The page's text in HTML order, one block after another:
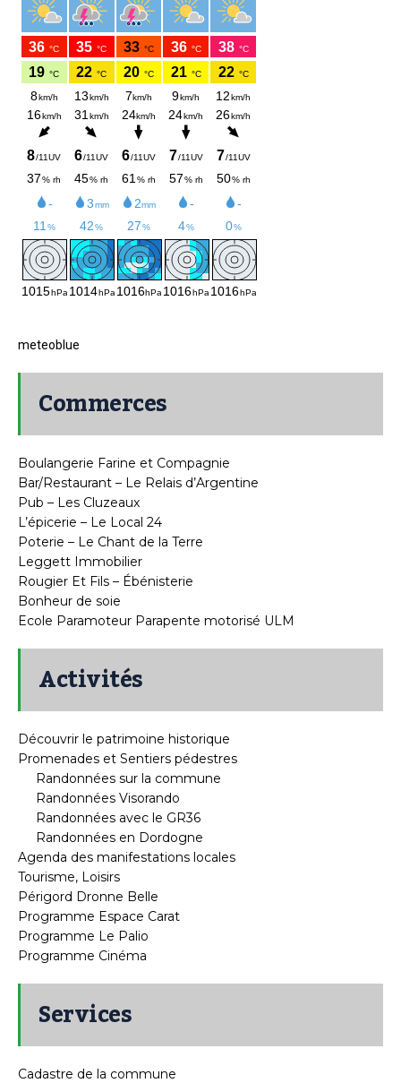
meteoblue
Commerces
Boulangerie Farine et Compagnie
Bar/Restaurant – Le Relais d’Argentine
Pub – Les Cluzeaux
L’épicerie – Le Local 24
Poterie – Le Chant de la Terre
Leggett Immobilier
Rougier Et Fils – Ébénisterie
Bonheur de soie
Ecole Paramoteur Parapente motorisé ULM
Activités
Découvrir le patrimoine historique
Promenades et Sentiers pédestres
Randonnées sur la commune
Randonnées Visorando
Randonnées avec le GR36
Randonnées en Dordogne
Agenda des manifestations locales
Tourisme, Loisirs
Périgord Dronne Belle
Programme Espace Carat
Programme Le Palio
Programme Cinéma
Services
Cadastre de la commune